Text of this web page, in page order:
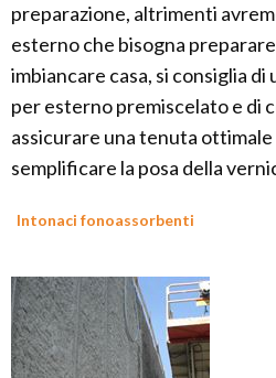
preparazione, altrimenti
esterno che bisogna
imbiancare casa, si consiglia
per esterno premiscelato e di
assicurare una tenuta ottimale
semplificare la posa della
Intonaci fonoassorbenti